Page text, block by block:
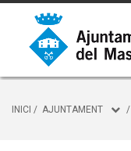
INICI / AJUNTAMENT /